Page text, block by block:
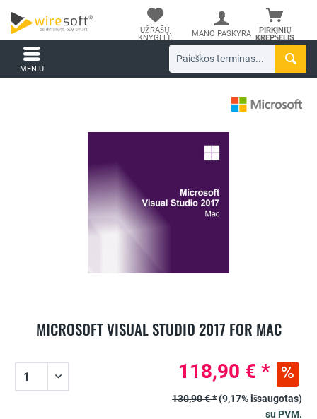
PIRKINIŲ
KREPŠELIS
UŽRAŠŲ
KNYGELĖ
MANO PASKYRA
MENIU
MICROSOFT VISUAL STUDIO 2017 FOR MAC
118,90 € *
130,90 € *(9,17% išsaugotas)
su PVM.